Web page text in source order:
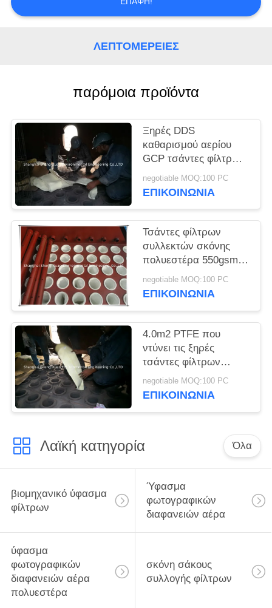
ΛΕΠΤΟΜΈΡΕΙΕΣ
παρόμοια προϊόντα
Ξηρές DDS
καθαρισμού αερίου
GCP τσάντες φίλτρων
συλλεκτών σκόνης
negotiable MOQ:100 PC
ΕΠΙΚΟΙΝΩΝΊΑ
Τσάντες φίλτρων
συλλεκτών σκόνης
πολυεστέρα 550gsm
φούρνων κραμάτων
negotiable MOQ:100 PC
ΕΠΙΚΟΙΝΩΝΊΑ
4.0m2 PTFE που
ντύνει τις ξηρές
τσάντες φίλτρων
συλλεκτών σκόνης
GCP
negotiable MOQ:100 PC
ΕΠΙΚΟΙΝΩΝΊΑ
Λαϊκή κατηγορία Όλα
βιομηχανικό ύφασμα
φίλτρων
Ύφασμα
φωτογραφικών
διαφανειών αέρα
ύφασμα
φωτογραφικών
διαφανειών αέρα
πολυεστέρα
σκόνη σάκους
συλλογής φίλτρων